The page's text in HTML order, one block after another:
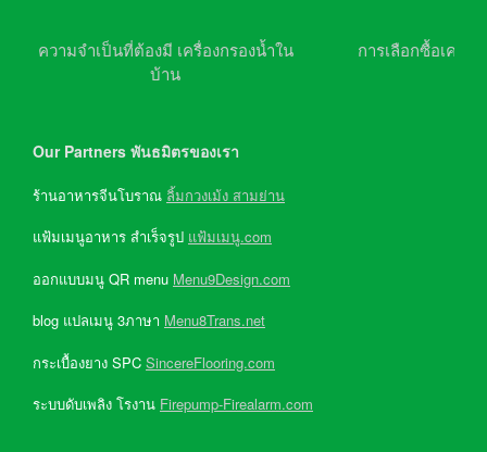
ความจำเป็นที่ต้องมี เครื่องกรองน้ำใน
บ้าน
การเลือกซื้อเครื่อ
Our Partners พันธมิตรของเรา
ร้านอาหารจีนโบราณ ลิ้มกวงเม้ง สามย่าน
แฟ้มเมนูอาหาร สำเร็จรูป แฟ้มเมนู.com
ออกแบบมนู QR menu Menu9Design.com
blog แปลเมนู 3ภาษา Menu8Trans.net
กระเบื้องยาง SPC SincereFlooring.com
ระบบดับเพลิง โรงาน Firepump-Firealarm.com